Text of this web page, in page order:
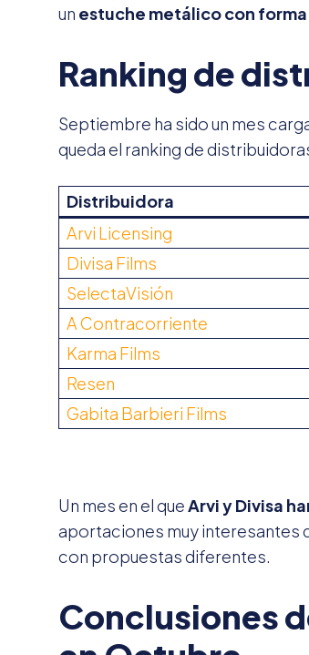
un estuche metálico con
Ranking de
Septiembre ha sido un mes
queda el ranking de
Distribuidora
Arvi Licensing
Divisa Films
SelectaVisión
A Contracorriente
Karma Films
Resen
Gabita Barbieri Films
Un mes en el queArvi y Divisa
aportaciones muy interesantes
con propuestas diferentes.
Conclusiones